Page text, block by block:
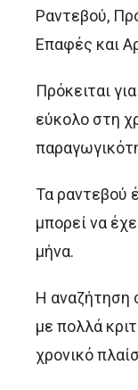
Ραντεβού,
Επαφές και
Πρόκειται
εύκολο στη
Τα ραντεβού
μπορεί να
μήνα.
Η αναζήτηση
με πολλά
χρονικό